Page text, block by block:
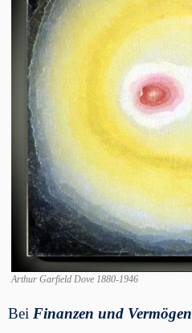
Arthur Garfield Dove 1880-1946
Bei Finanzen und Vermögen